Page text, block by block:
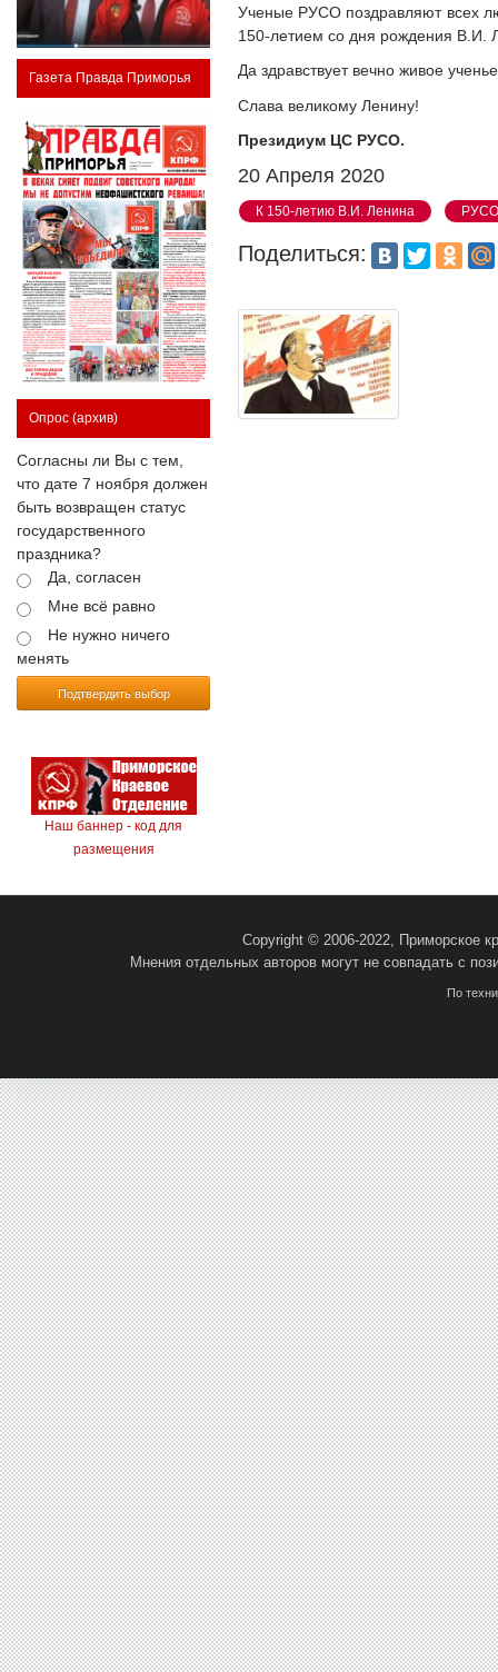
Газета Правда Приморья
Опрос (архив)
Согласны ли Вы с тем,
что дате 7 ноября должен
быть возвращен статус
государственного
праздника?
Да, согласен
Мне всё равно
Не нужно ничего
менять
Подтвердить выбор
Наш баннер - код для
размещения
Ученые РУСО поздравляют всех
150-летием со дня рождения В.И.
Да здравствует вечно живое
Слава великому Ленину!
Президиум ЦС РУСО.
20 Апреля 2020
К 150-летию В.И. Ленина
Поделиться:
Copyright © 2006-2022, Приморское
Мнения отдельных авторов могут не совпадать с
По